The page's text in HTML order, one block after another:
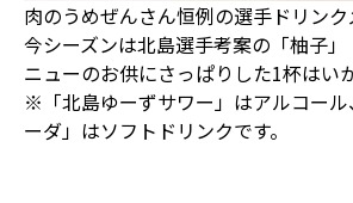
肉のうめぜんさん恒例の選手ドリンク
今シーズンは北島選手考案の「柚子
ニューのお供にさっぱりした1杯はい
※「北島ゆーずサワー」はアルコー
ーダ」はソフトドリンクです。